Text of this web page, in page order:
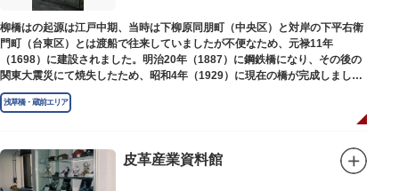
柳橋はの起源は江戸中期、当時は下柳原同朋町（中央区）と対岸の下平右衛
門町（台東区）とは渡船で往来していましたが不便なため、元禄11年
（1698）に建設されました。明治20年（1887）に鋼鉄橋になり、その後の
関東大震災にて焼失したため、昭和4年（1929）に現在の橋が完成しまし
た。
浅草橋・蔵前エリア
皮革産業資料館